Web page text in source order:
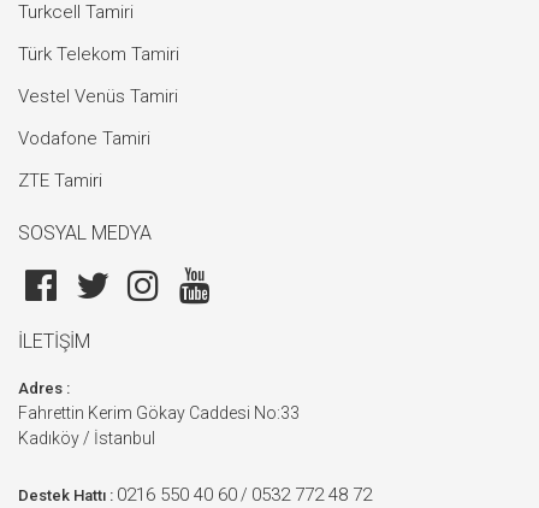
Turkcell Tamiri
Türk Telekom Tamiri
Vestel Venüs Tamiri
Vodafone Tamiri
ZTE Tamiri
SOSYAL MEDYA
İLETİŞİM
Adres :
Fahrettin Kerim Gökay Caddesi No:33
Kadıköy / İstanbul
Destek Hattı : 0216 550 40 60 / 0532 772 48 72